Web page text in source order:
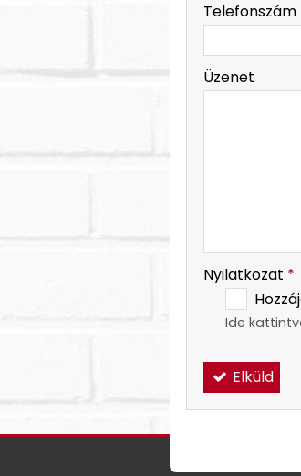
-
Telefonszám
Üzenet
Nyilatkozat *
Ide
Elküld